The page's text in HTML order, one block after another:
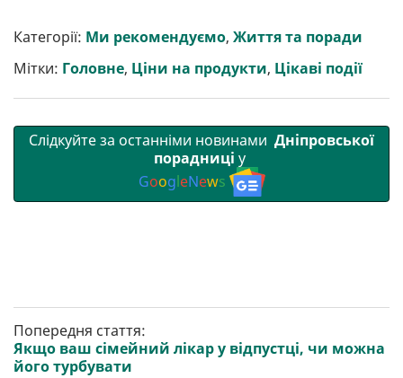
р
и
т
и
b
o
o
k
e
r
l g
r
a
m
s
A
p
p
r l
Категорії: Ми рекомендуємо, Життя та поради
Мітки: Головне, Ціни на продукти, Цікаві події
Слідкуйте за останніми новинами Дніпровської
порадниці у
GoogleNews
Попередня стаття:
Якщо ваш сімейний лікар у відпустці, чи можна
його турбувати